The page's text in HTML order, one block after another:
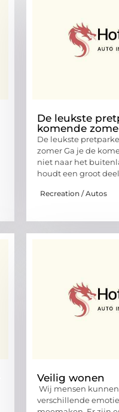
De leukste
komende
De leukste
zomer Ga je de
niet naar het
houdt een groot
Recreation / Autos
Veilig wonen
Wij mensen
verschillende